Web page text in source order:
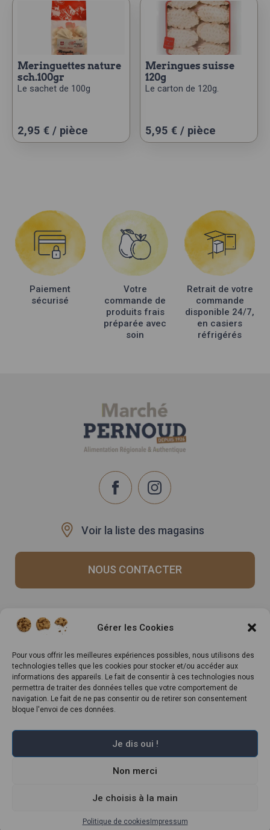
Gérer les Cookies
Pour vous offrir les meilleures expériences possibles, nous utilisons des
technologies telles que les cookies pour stocker et/ou accéder aux
informations des appareils. Le fait de consentir à ces technologies nous
permettra de traiter des données telles que votre comportement de
navigation. Le fait de ne pas consentir ou de retirer son consentement
bloque l'envoi de ces données.
Je dis oui !
Non merci
Je choisis à la main
Politique de cookies Impressum
meringuettes nature
sch.100gr
Le sachet de 100g
2,95 € / pièce
meringues suisse
120g
Le carton de 120g.
5,95 € / pièce
Paiement
sécurisé
Votre
commande de
produits frais
préparée avec
soin
Retrait de votre
commande
disponible 24/7,
en casiers
réfrigérés
Voir la liste des magasins
NOUS CONTACTER
Recrutement
Rappels produits
Inscrivez-vous à notre
newsletter
Règlement Général sur la Protection des Données